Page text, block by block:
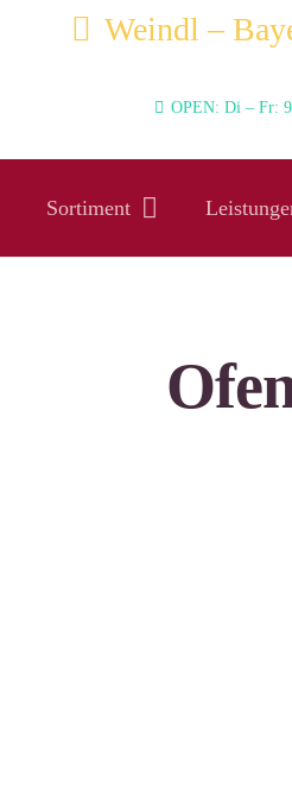
Weindl –
OPEN: Di – Fr:
Sortiment